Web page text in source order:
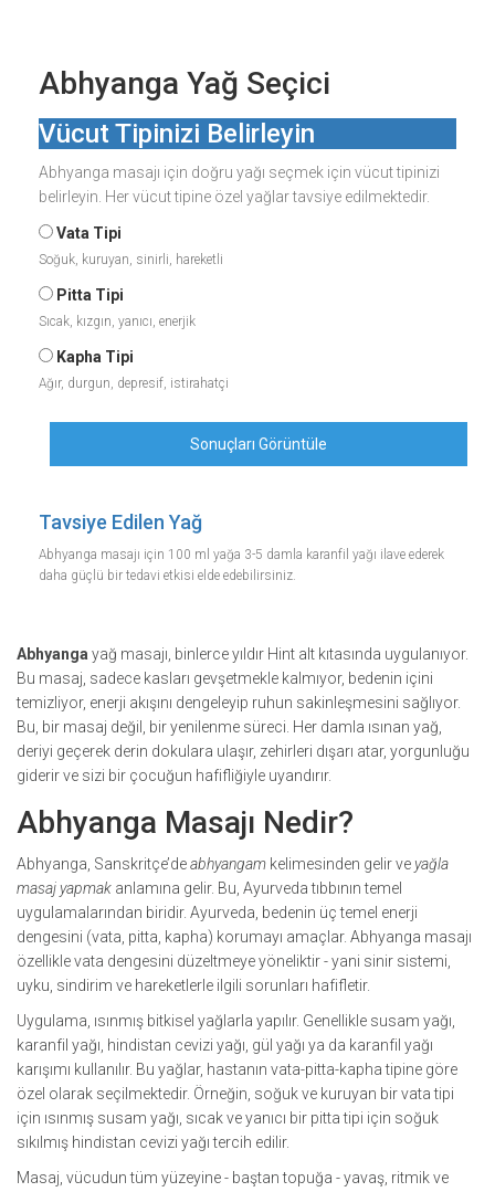
Abhyanga Yağ Seçici
Vücut Tipinizi Belirleyin
Abhyanga masajı için doğru yağı seçmek için vücut tipinizi
belirleyin. Her vücut tipine özel yağlar tavsiye edilmektedir.
Vata Tipi
Soğuk, kuruyan, sinirli, hareketli
Pitta Tipi
Sıcak, kızgın, yanıcı, enerjik
Kapha Tipi
Ağır, durgun, depresif, istirahatçi
Sonuçları Görüntüle
Tavsiye Edilen Yağ
Abhyanga masajı için 100 ml yağa 3-5 damla karanfil yağı ilave ederek
daha güçlü bir tedavi etkisi elde edebilirsiniz.
Abhyanga yağ masajı, binlerce yıldır Hint alt kıtasında uygulanıyor.
Bu masaj, sadece kasları gevşetmekle kalmıyor, bedenin içini
temizliyor, enerji akışını dengeleyip ruhun sakinleşmesini sağlıyor.
Bu, bir masaj değil, bir yenilenme süreci. Her damla ısınan yağ,
deriyi geçerek derin dokulara ulaşır, zehirleri dışarı atar, yorgunluğu
giderir ve sizi bir çocuğun hafifliğiyle uyandırır.
Abhyanga Masajı Nedir?
Abhyanga, Sanskritçe’deabhyangam kelimesinden gelir ve yağla
masaj yapmak anlamına gelir. Bu, Ayurveda tıbbının temel
uygulamalarından biridir. Ayurveda, bedenin üç temel enerji
dengesini (vata, pitta, kapha) korumayı amaçlar. Abhyanga masajı
özellikle vata dengesini düzeltmeye yöneliktir - yani sinir sistemi,
uyku, sindirim ve hareketlerle ilgili sorunları hafifletir.
Uygulama, ısınmış bitkisel yağlarla yapılır. Genellikle susam yağı,
karanfil yağı, hindistan cevizi yağı, gül yağı ya da karanfil yağı
karışımı kullanılır. Bu yağlar, hastanın vata-pitta-kapha tipine göre
özel olarak seçilmektedir. Örneğin, soğuk ve kuruyan bir vata tipi
için ısınmış susam yağı, sıcak ve yanıcı bir pitta tipi için soğuk
sıkılmış hindistan cevizi yağı tercih edilir.
Masaj, vücudun tüm yüzeyine - baştan topuğa - yavaş, ritmik ve